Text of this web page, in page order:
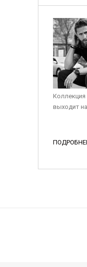
Коллекция
выходит